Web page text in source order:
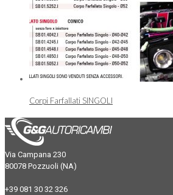
Corpi Farfallati SINGOLI
Via Campana 230
80078 Pozzuoli (NA)
+39 081 30 32 326